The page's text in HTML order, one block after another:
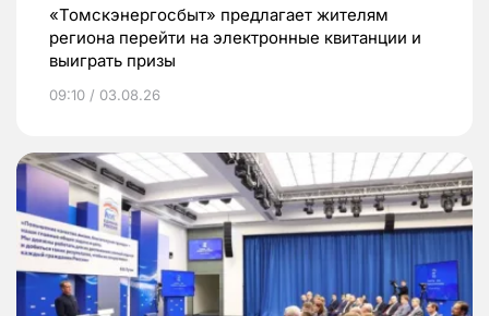
«Томскэнергосбыт» предлагает жителям
региона перейти на электронные квитанции и
выиграть призы
09:10 / 03.08.26